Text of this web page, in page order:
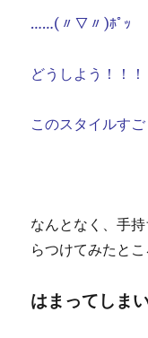
……(〃▽〃)ﾎﾟｯ
どうしよう！！！
このスタイルす
なんとなく、手
らつけてみたとこ
はまってしま